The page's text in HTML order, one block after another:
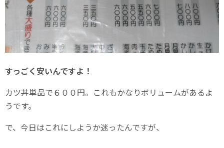
すっごく安いんですよ！
カツ丼単品で６００円。これもかなりボリュームがあるよ
うです。
で、今日はこれにしようか迷ったんですが、